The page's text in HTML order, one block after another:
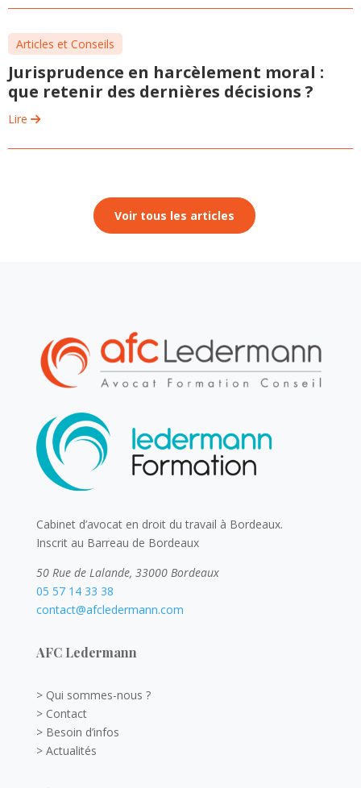
Articles et Conseils
Jurisprudence en harcèlement moral :
que retenir des dernières décisions ?
Lire
Voir tous les articles
Cabinet d’avocat en droit du travail à Bordeaux.
Inscrit au Barreau de Bordeaux
50 Rue de Lalande, 33000 Bordeaux
05 57 14 33 38
contact@afcledermann.com
AFC Ledermann
> Qui sommes-nous ?
> Contact
> Besoin d’infos
> Actualités